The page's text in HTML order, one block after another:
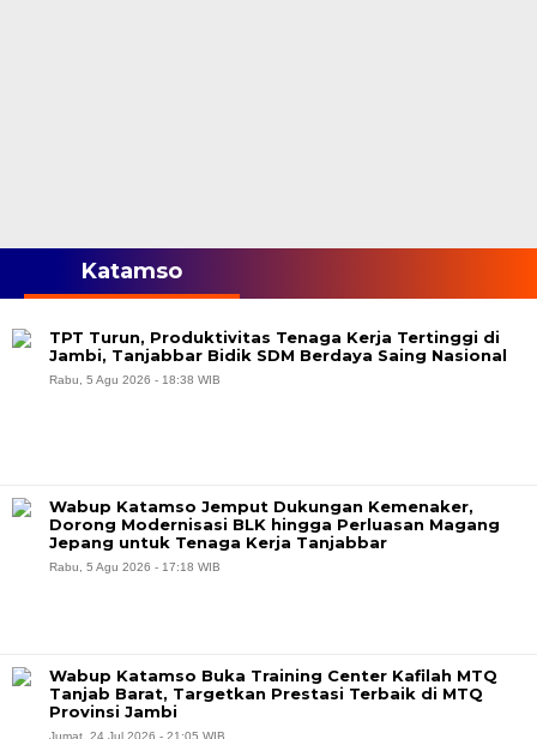
Katamso
TPT Turun, Produktivitas Tenaga Kerja Tertinggi di
Jambi, Tanjabbar Bidik SDM Berdaya Saing Nasional
Rabu, 5 Agu 2026 - 18:38 WIB
Wabup Katamso Jemput Dukungan Kemenaker,
Dorong Modernisasi BLK hingga Perluasan Magang
Jepang untuk Tenaga Kerja Tanjabbar
Rabu, 5 Agu 2026 - 17:18 WIB
Wabup Katamso Buka Training Center Kafilah MTQ
Tanjab Barat, Targetkan Prestasi Terbaik di MTQ
Provinsi Jambi
Jumat, 24 Jul 2026 - 21:05 WIB